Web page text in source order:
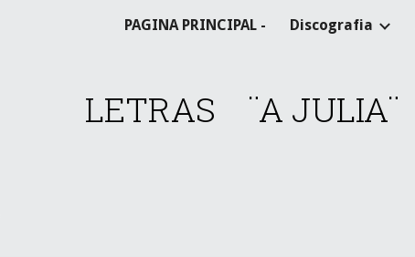
Skip to main content
PAGINA PRINCIPAL - Discografia
LETRAS    ¨A JULIA¨